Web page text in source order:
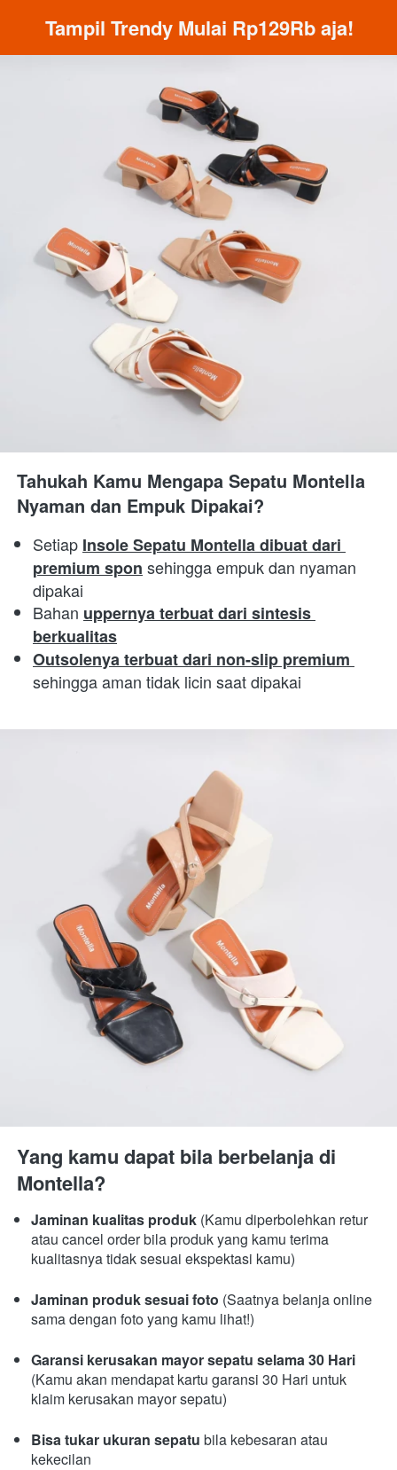
Tampil Trendy Mulai Rp129Rb aja!
Tahukah Kamu Mengapa Sepatu Montella
Nyaman dan Empuk Dipakai?
Setiap Insole Sepatu Montella dibuat dari
premium spon sehingga empuk dan nyaman
dipakai
Bahan uppernya terbuat dari sintesis
berkualitas
sehingga aman tidak licin saat dipakai
Yang kamu dapat bila berbelanja di
Montella?
Jaminan kualitas produk (Kamu diperbolehkan retur
atau cancel order bila produk yang kamu terima
kualitasnya tidak sesuai ekspektasi kamu)
Jaminan produk sesuai foto (Saatnya belanja online
sama dengan foto yang kamu lihat!)
(Kamu akan mendapat kartu garansi 30 Hari untuk
klaim kerusakan mayor sepatu)
Bisa tukar ukuran sepatu bila kebesaran atau
kekecilan